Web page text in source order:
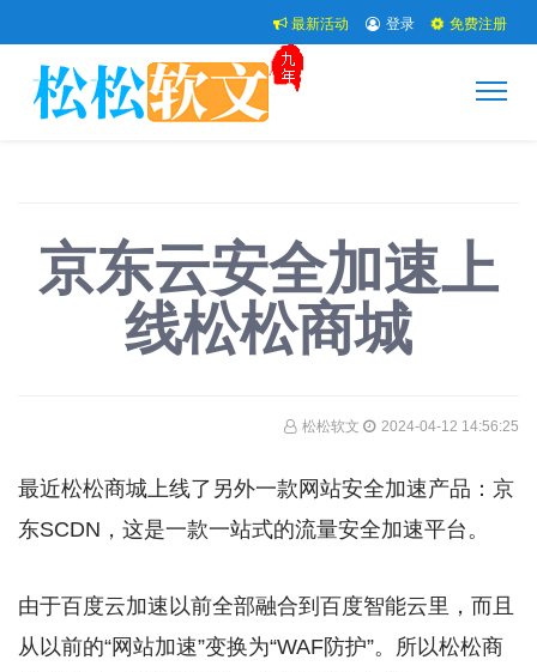
最新活动 登录 免费注册
京东云安全加速上
线松松商城
松松软文 2024-04-12 14:56:25
最近松松商城上线了另外一款网站安全加速产品：京
东SCDN，这是一款一站式的流量安全加速平台。
由于百度云加速以前全部融合到百度智能云里，而且
从以前的“网站加速”变换为“WAF防护”。所以松松商